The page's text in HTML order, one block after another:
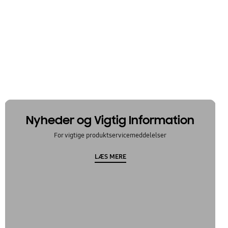
Nyheder og Vigtig Information
For vigtige produktservicemeddelelser
LÆS MERE